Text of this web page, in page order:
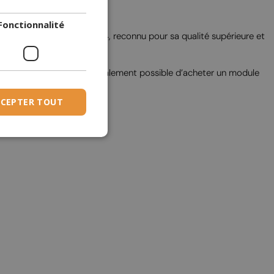
célèbre système FLA4, reconnu pour sa qualité supérieure et
smartphones. Il est également possible d’acheter un module
DUTCH
FRENCH
TOUT